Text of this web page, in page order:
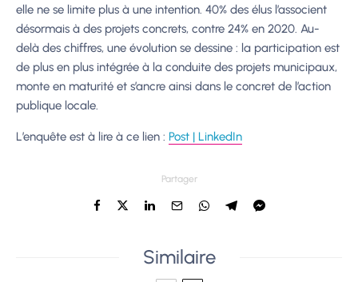
elle ne se limite plus à une intention. 40% des élus l’associent
désormais à des projets concrets, contre 24% en 2020. Au-
delà des chiffres, une évolution se dessine : la participation est
de plus en plus intégrée à la conduite des projets municipaux,
monte en maturité et s’ancre ainsi dans le concret de l’action
publique locale.
L’enquête est à lire à ce lien : Post | LinkedIn
Partager
Similaire